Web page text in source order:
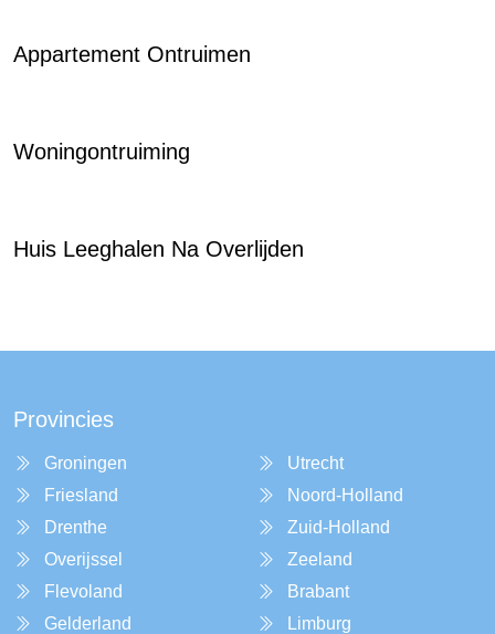
Appartement Ontruimen
Woningontruiming
Huis Leeghalen Na Overlijden
Provincies
Groningen
Friesland
Drenthe
Overijssel
Flevoland
Gelderland
Utrecht
Noord-Holland
Zuid-Holland
Zeeland
Brabant
Limburg